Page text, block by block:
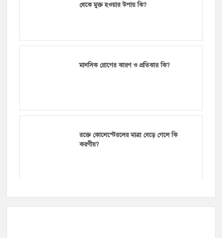
থেকে মুক্ত হওয়ার উপায় কি?
মানসিক রোগের কারণ ও প্রতিকার কি?
রক্তে কোলেস্টেরলের মাত্রা বেড়ে গেলে কি
করণীয়?